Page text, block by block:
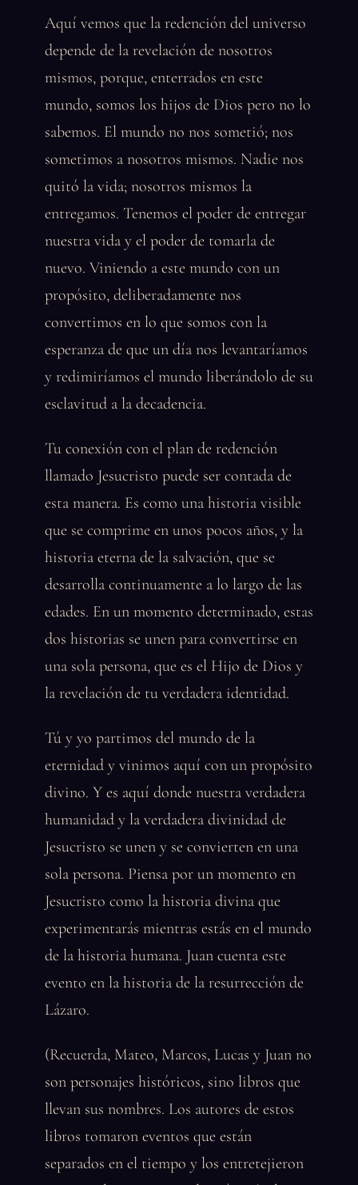
Aquí vemos que la redención del universo
depende de la revelación de nosotros
mismos, porque, enterrados en este
mundo, somos los hijos de Dios pero no lo
sabemos. El mundo no nos sometió; nos
sometimos a nosotros mismos. Nadie nos
quitó la vida; nosotros mismos la
entregamos. Tenemos el poder de entregar
nuestra vida y el poder de tomarla de
nuevo. Viniendo a este mundo con un
propósito, deliberadamente nos
convertimos en lo que somos con la
esperanza de que un día nos levantaríamos
y redimiríamos el mundo liberándolo de su
esclavitud a la decadencia.
Tu conexión con el plan de redención
llamado Jesucristo puede ser contada de
esta manera. Es como una historia visible
que se comprime en unos pocos años, y la
historia eterna de la salvación, que se
desarrolla continuamente a lo largo de las
edades. En un momento determinado, estas
dos historias se unen para convertirse en
una sola persona, que es el Hijo de Dios y
la revelación de tu verdadera identidad.
Tú y yo partimos del mundo de la
eternidad y vinimos aquí con un propósito
divino. Y es aquí donde nuestra verdadera
humanidad y la verdadera divinidad de
Jesucristo se unen y se convierten en una
sola persona. Piensa por un momento en
Jesucristo como la historia divina que
experimentarás mientras estás en el mundo
de la historia humana. Juan cuenta este
evento en la historia de la resurrección de
Lázaro.
(Recuerda, Mateo, Marcos, Lucas y Juan no
son personajes históricos, sino libros que
llevan sus nombres. Los autores de estos
libros tomaron eventos que están
separados en el tiempo y los entretejieron